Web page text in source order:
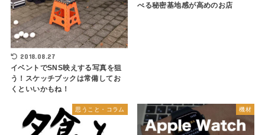
2018.08.27
イベントでSNS映えする写真を狙
う！スケッチブックは常備してお
くといいかもね！
べる秘密基地感が高めのお店
思うこと・コラム 機材